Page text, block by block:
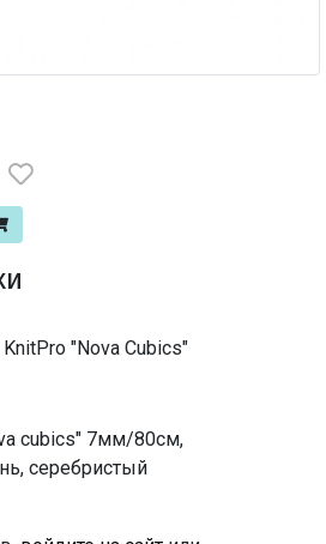
"Nova Cubics"
cubics" 7мм/80см,
серебристый